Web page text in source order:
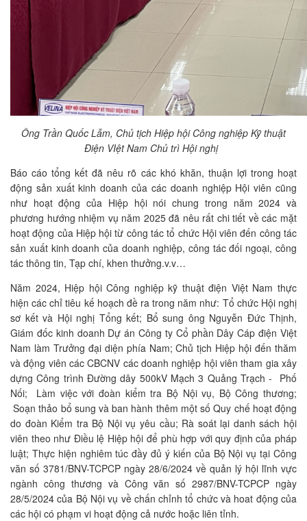
Ông Trần Quốc Lẫm, Chủ tịch Hiệp hội Công nghiệp Kỹ thuật
Điện VIệt Nam Chủ trì Hội nghị
Báo cáo tổng kết đã nêu rõ các khó khăn, thuận lợi trong hoạt
động sản xuất kinh doanh của các doanh nghiệp Hội viên cũng
như hoạt động của Hiệp hội nói chung trong năm 2024 và
phương hướng nhiệm vụ năm 2025 đã nêu rất chi tiết về các mặt
hoạt động của Hiệp hội từ công tác tổ chức Hội viên đến công tác
sản xuất kinh doanh của doanh nghiệp, công tác đối ngoại, công
tác thông tin, Tạp chí, khen thưởng.v.v…
Năm 2024, Hiệp hội Công nghiệp kỹ thuật điện Việt Nam thực
hiện các chỉ tiêu kế hoạch đề ra trong năm như: Tổ chức Hội nghị
sơ kết và Hội nghị Tổng kết; Bổ sung ông Nguyễn Đức Thịnh,
Giám đốc kinh doanh Dự án Công ty Cổ phần Dây Cáp điện Việt
Nam làm Trưởng đại diện phía Nam; Chủ tịch Hiệp hội đến thăm
và động viên các CBCNV các doanh nghiệp hội viên tham gia xây
dựng Công trình Đường dây 500kV Mạch 3 Quảng Trạch - Phố
Nối; Làm việc với đoàn kiểm tra Bộ Nội vụ, Bộ Công thương;
Soạn thảo bổ sung và ban hành thêm một số Quy chế hoạt động
do đoàn Kiểm tra Bộ Nội vụ yêu cầu; Rà soát lại danh sách hội
viên theo như Điều lệ Hiệp hội để phù hợp với quy định của pháp
luật; Thực hiện nghiêm túc đầy đủ ý kiến của Bộ Nội vụ tại Công
văn số 3781/BNV-TCPCP ngày 28/6/2024 về quản lý hội lĩnh vực
ngành công thương và Công văn số 2987/BNV-TCPCP ngày
28/5/2024 của Bộ Nội vụ về chấn chỉnh tổ chức và hoat động của
các hội có phạm vi hoạt động cả nước hoặc liên tỉnh.